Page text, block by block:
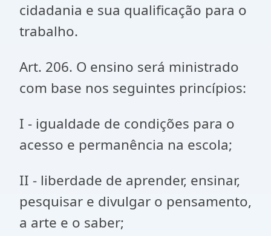
cidadania e sua qualificação para o
trabalho.
Art. 206. O ensino será ministrado
com base nos seguintes princípios:
I - igualdade de condições para o
acesso e permanência na escola;
II - liberdade de aprender, ensinar,
pesquisar e divulgar o pensamento,
a arte e o saber;